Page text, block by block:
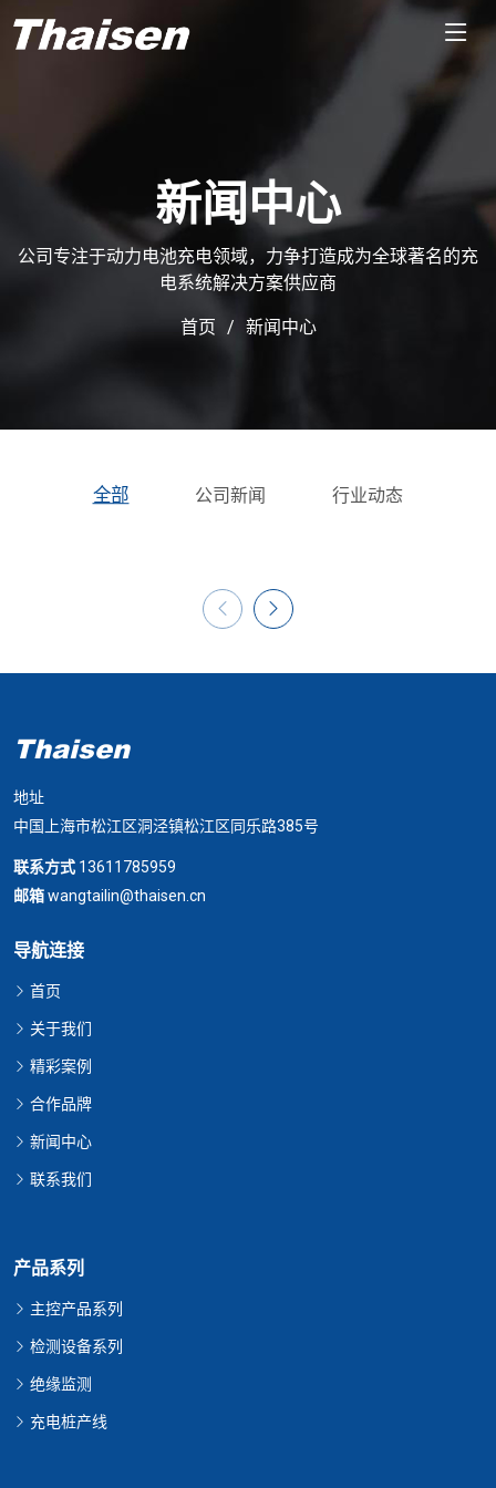
新闻中心
公司专注于动力电池充电领域，力争打造成为全球著名的充
电系统解决方案供应商
首页 新闻中心
全部 公司新闻 行业动态
Thaisen
地址
中国上海市松江区洞泾镇松江区同乐路385号
联系方式 13611785959
邮箱wangtailin@thaisen.cn
导航连接
首页
关于我们
精彩案例
合作品牌
新闻中心
联系我们
产品系列
主控产品系列
检测设备系列
绝缘监测
充电桩产线